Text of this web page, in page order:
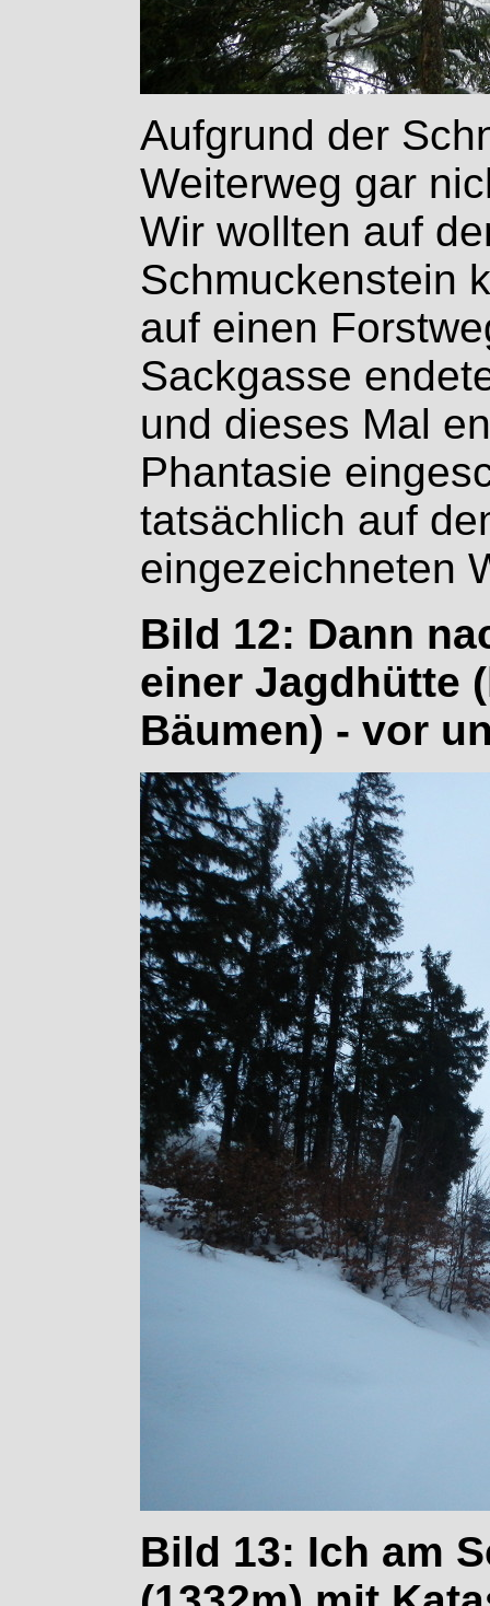
Aufgrund der
Weiterweg gar
Wir wollten auf
Schmuckenstein
auf einen
Sackgasse
und dieses Mal
Phantasie
tatsächlich auf
eingezeichneten
Bild 12: Dann
einer Jagdhütte
Bäumen) - vor
Bild 13: Ich am